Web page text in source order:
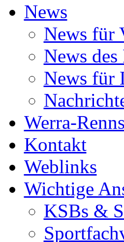
News
News für
News
News für
Werra-
Kontakt
Weblinks
Wichtige
KSBs &